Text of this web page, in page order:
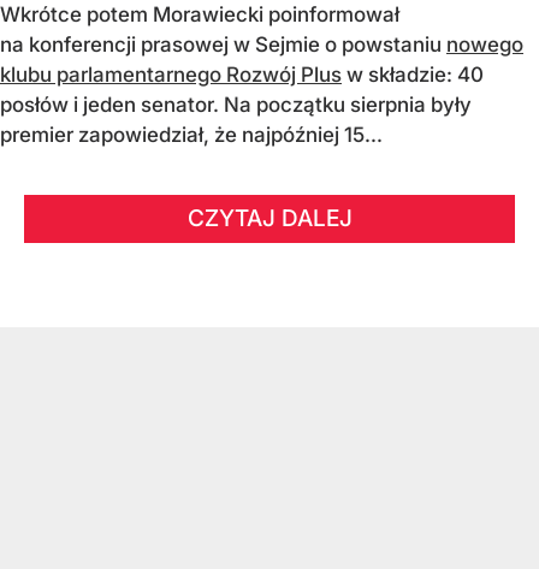
Wkrótce potem Morawiecki poinformował
na konferencji prasowej w Sejmie o powstaniu nowego
klubu parlamentarnego Rozwój Plus w składzie: 40
posłów i jeden senator. Na początku sierpnia były
premier zapowiedział, że najpóźniej 15...
CZYTAJ DALEJ